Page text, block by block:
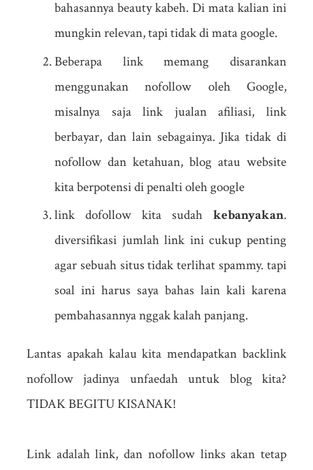
bahasannya beauty kabeh. Di mata kalian ini
mungkin relevan, tapi tidak di mata google.
Beberapa link memang disarankan
menggunakan nofollow oleh Google,
misalnya saja link jualan afiliasi, link
berbayar, dan lain sebagainya. Jika tidak di
nofollow dan ketahuan, blog atau website
kita berpotensi di penalti oleh google
link dofollow kita sudah kebanyakan.
diversifikasi jumlah link ini cukup penting
agar sebuah situs tidak terlihat spammy. tapi
soal ini harus saya bahas lain kali karena
pembahasannya nggak kalah panjang.
Lantas apakah kalau kita mendapatkan backlink
nofollow jadinya unfaedah untuk blog kita?
TIDAK BEGITU KISANAK!
Link adalah link, dan nofollow links akan tetap